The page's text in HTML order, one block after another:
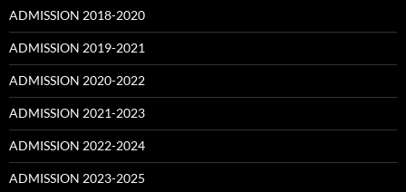
ADMISSION 2018-2020
ADMISSION 2019-2021
ADMISSION 2020-2022
ADMISSION 2021-2023
ADMISSION 2022-2024
ADMISSION 2023-2025